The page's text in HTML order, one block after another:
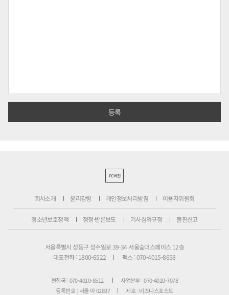
PC버전
회사소개 윤리강령 개인정보처리방침 이용자위원회
청소년보호정책 정정·반론보도 기사심의규정 불편신고
서울특별시 성동구 성수일로 39-34 서울숲더스페이스 12층
대표전화 : 1800-6522
팩스 : 070-4015-8658
편집국 : 070-4010-8512
사업본부 : 070-4010-7078
등록번호 : 서울 아 02897
제호 : 비즈니스포스트